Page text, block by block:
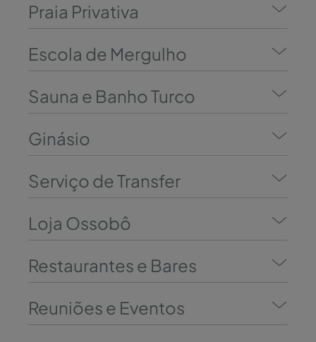
Praia Privativa
Escola de Mergulho
Sauna e Banho Turco
Ginásio
Serviço de Transfer
Loja Ossobô
Restaurantes e Bares
Reuniões e Eventos